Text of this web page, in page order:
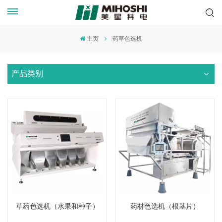
主页 药草色选机
产品类别
草药色选机（水果和种子） 药材色选机（根茎片）